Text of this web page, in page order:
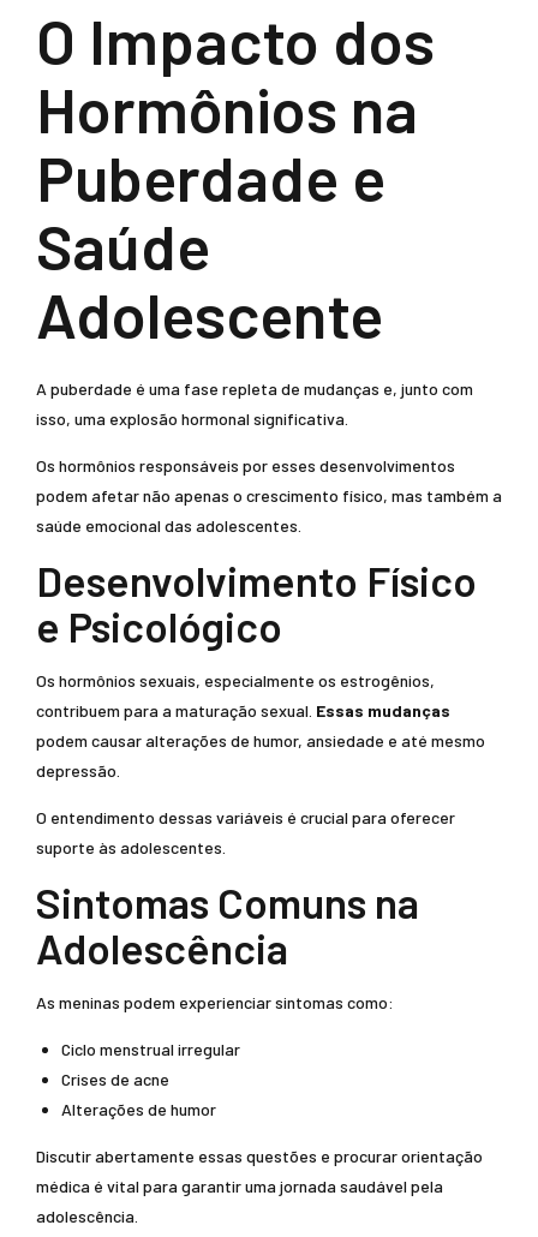
O Impacto dos
Hormônios na
Puberdade e
Saúde
Adolescente
A puberdade é uma fase repleta de mudanças e, junto com
isso, uma explosão hormonal significativa.
Os hormônios responsáveis por esses desenvolvimentos
podem afetar não apenas o crescimento físico, mas também a
saúde emocional das adolescentes.
Desenvolvimento Físico
e Psicológico
Os hormônios sexuais, especialmente os estrogênios,
contribuem para a maturação sexual. Essas mudanças
podem causar alterações de humor, ansiedade e até mesmo
depressão.
O entendimento dessas variáveis é crucial para oferecer
suporte às adolescentes.
Sintomas Comuns na
Adolescência
As meninas podem experienciar sintomas como:
Ciclo menstrual irregular
Crises de acne
Alterações de humor
Discutir abertamente essas questões e procurar orientação
médica é vital para garantir uma jornada saudável pela
adolescência.